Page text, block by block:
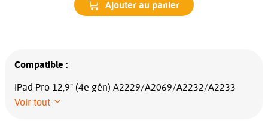
Ajouter au panier
Compatible :
iPad Pro 12,9" (4e gén) A2229/A2069/A2232/A2233
Voir tout